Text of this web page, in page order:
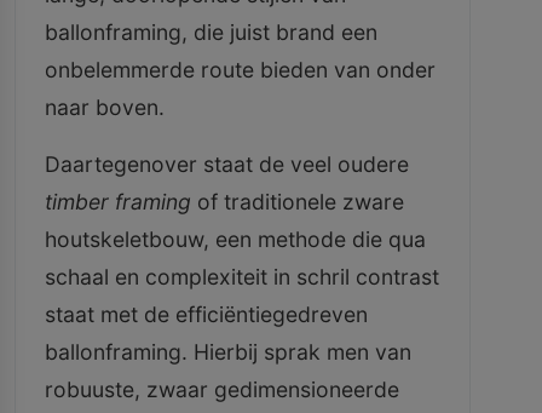
ballonframing, die juist brand een
onbelemmerde route bieden van onder
naar boven.
Daartegenover staat de veel oudere
timber framing of traditionele zware
houtskeletbouw, een methode die qua
schaal en complexiteit in schril contrast
staat met de efficiëntiegedreven
ballonframing. Hierbij sprak men van
robuuste, zwaar gedimensioneerde